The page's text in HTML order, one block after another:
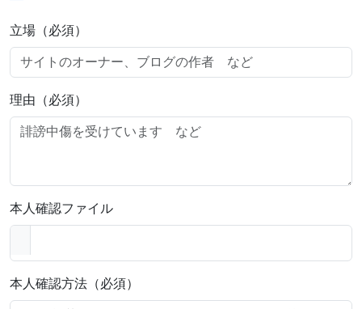
立場（必須）
理由（必須）
本人確認ファイル
本人確認方法（必須）